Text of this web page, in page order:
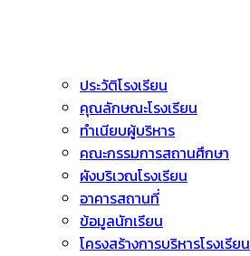
ประวัติโรงเรียน
คุณลักษณะโรงเรียน
ทำเนียบผู้บริหาร
คณะกรรมการสถานศึกษา
ผังบริเวณโรงเรียน
อาคารสถานที่
ข้อมูลนักเรียน
โครงสร้างการบริหารโรงเรียน